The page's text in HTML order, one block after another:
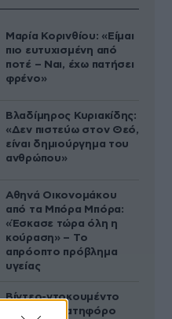
Μαρία Κορινθίου: «Είμαι
πιο ευτυχισμένη από
ποτέ – Ναι, έχω πατήσει
φρένο»
Βλαδίμηρος Κυριακίδης:
«Δεν πιστεύω στον Θεό,
είναι δημιούργημα του
ανθρώπου»
Αθηνά Οικονομάκου
από τα Μπόρα Μπόρα:
«Έσκασε τώρα όλη η
κούραση» – Το
απρόοπτο πρόβλημα
υγείας
Βίντεο-ντοκουμέντο
από το θανατηφόρο